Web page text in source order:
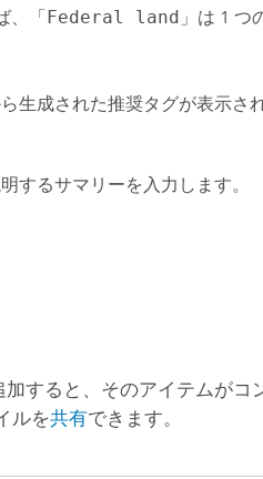
、「Federal land 」は 1 つ
生成された推奨タグが表示さ
するサマリーを入力します。
すると、そのアイテムがコ
ルを共有できます。